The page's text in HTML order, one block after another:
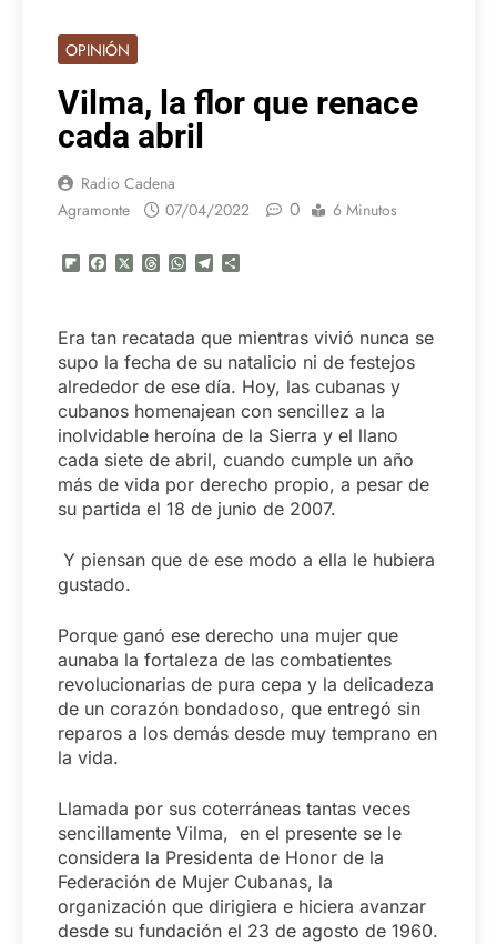
OPINIÓN
Vilma, la flor que renace
cada abril
Radio Cadena
Agramonte
07/04/2022 0 6 Minutos
Flipboard
FacebookThreadsWhatsApp
Telegram
Era tan recatada que mientras vivió nunca se
supo la fecha de su natalicio ni de festejos
alrededor de ese día. Hoy, las cubanas y
cubanos homenajean con sencillez a la
inolvidable heroína de la Sierra y el llano
cada siete de abril, cuando cumple un año
más de vida por derecho propio, a pesar de
su partida el 18 de junio de 2007.
Y piensan que de ese modo a ella le hubiera
gustado.
Porque ganó ese derecho una mujer que
aunaba la fortaleza de las combatientes
revolucionarias de pura cepa y la delicadeza
de un corazón bondadoso, que entregó sin
reparos a los demás desde muy temprano en
la vida.
Llamada por sus coterráneas tantas veces
sencillamente Vilma, en el presente se le
considera la Presidenta de Honor de la
Federación de Mujer Cubanas, la
organización que dirigiera e hiciera avanzar
desde su fundación el 23 de agosto de 1960.